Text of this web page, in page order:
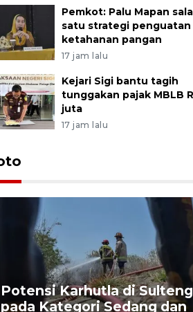
Pemkot: Palu Mapan
satu strategi penguatan
ketahanan pangan
17 jam lalu
Kejari Sigi bantu tagih
tunggakan pajak MBLB
juta
17 jam lalu
Potensi Karhutla di Sulteng
pada Kategori Sedang dan